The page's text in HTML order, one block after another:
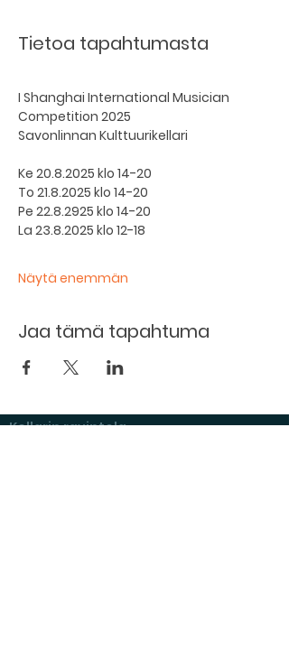
Tietoa tapahtumasta
I Shanghai International Musician
Competition 2025
Savonlinnan Kulttuurikellari
Ke 20.8.2025 klo 14-20
To 21.8.2025 klo 14-20
Pe 22.8.2925 klo 14-20
La 23.8.2025 klo 12-18
Näytä enemmän
Jaa tämä tapahtuma
Kellarin ravintola